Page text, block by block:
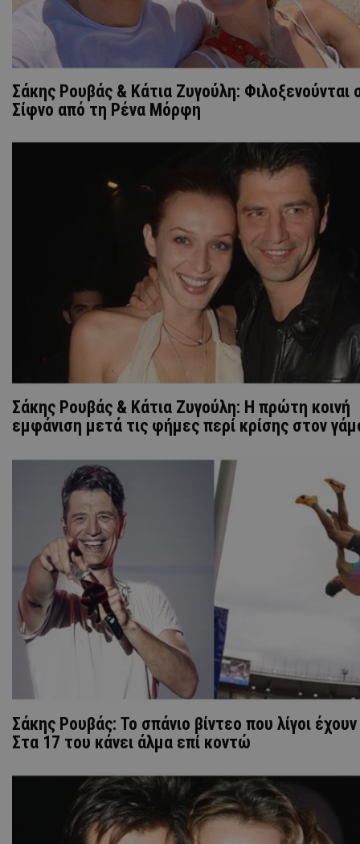
Σάκης Ρουβάς & Κάτια Ζυγούλη: Φιλοξενούνται
Σίφνο από τη Ρένα Μόρφη
Σάκης Ρουβάς & Κάτια Ζυγούλη: Η πρώτη κοινή
εμφάνιση μετά τις φήμες περί κρίσης στον
Σάκης Ρουβάς: Το σπάνιο βίντεο που λίγοι
Στα 17 του κάνει άλμα επί κοντώ